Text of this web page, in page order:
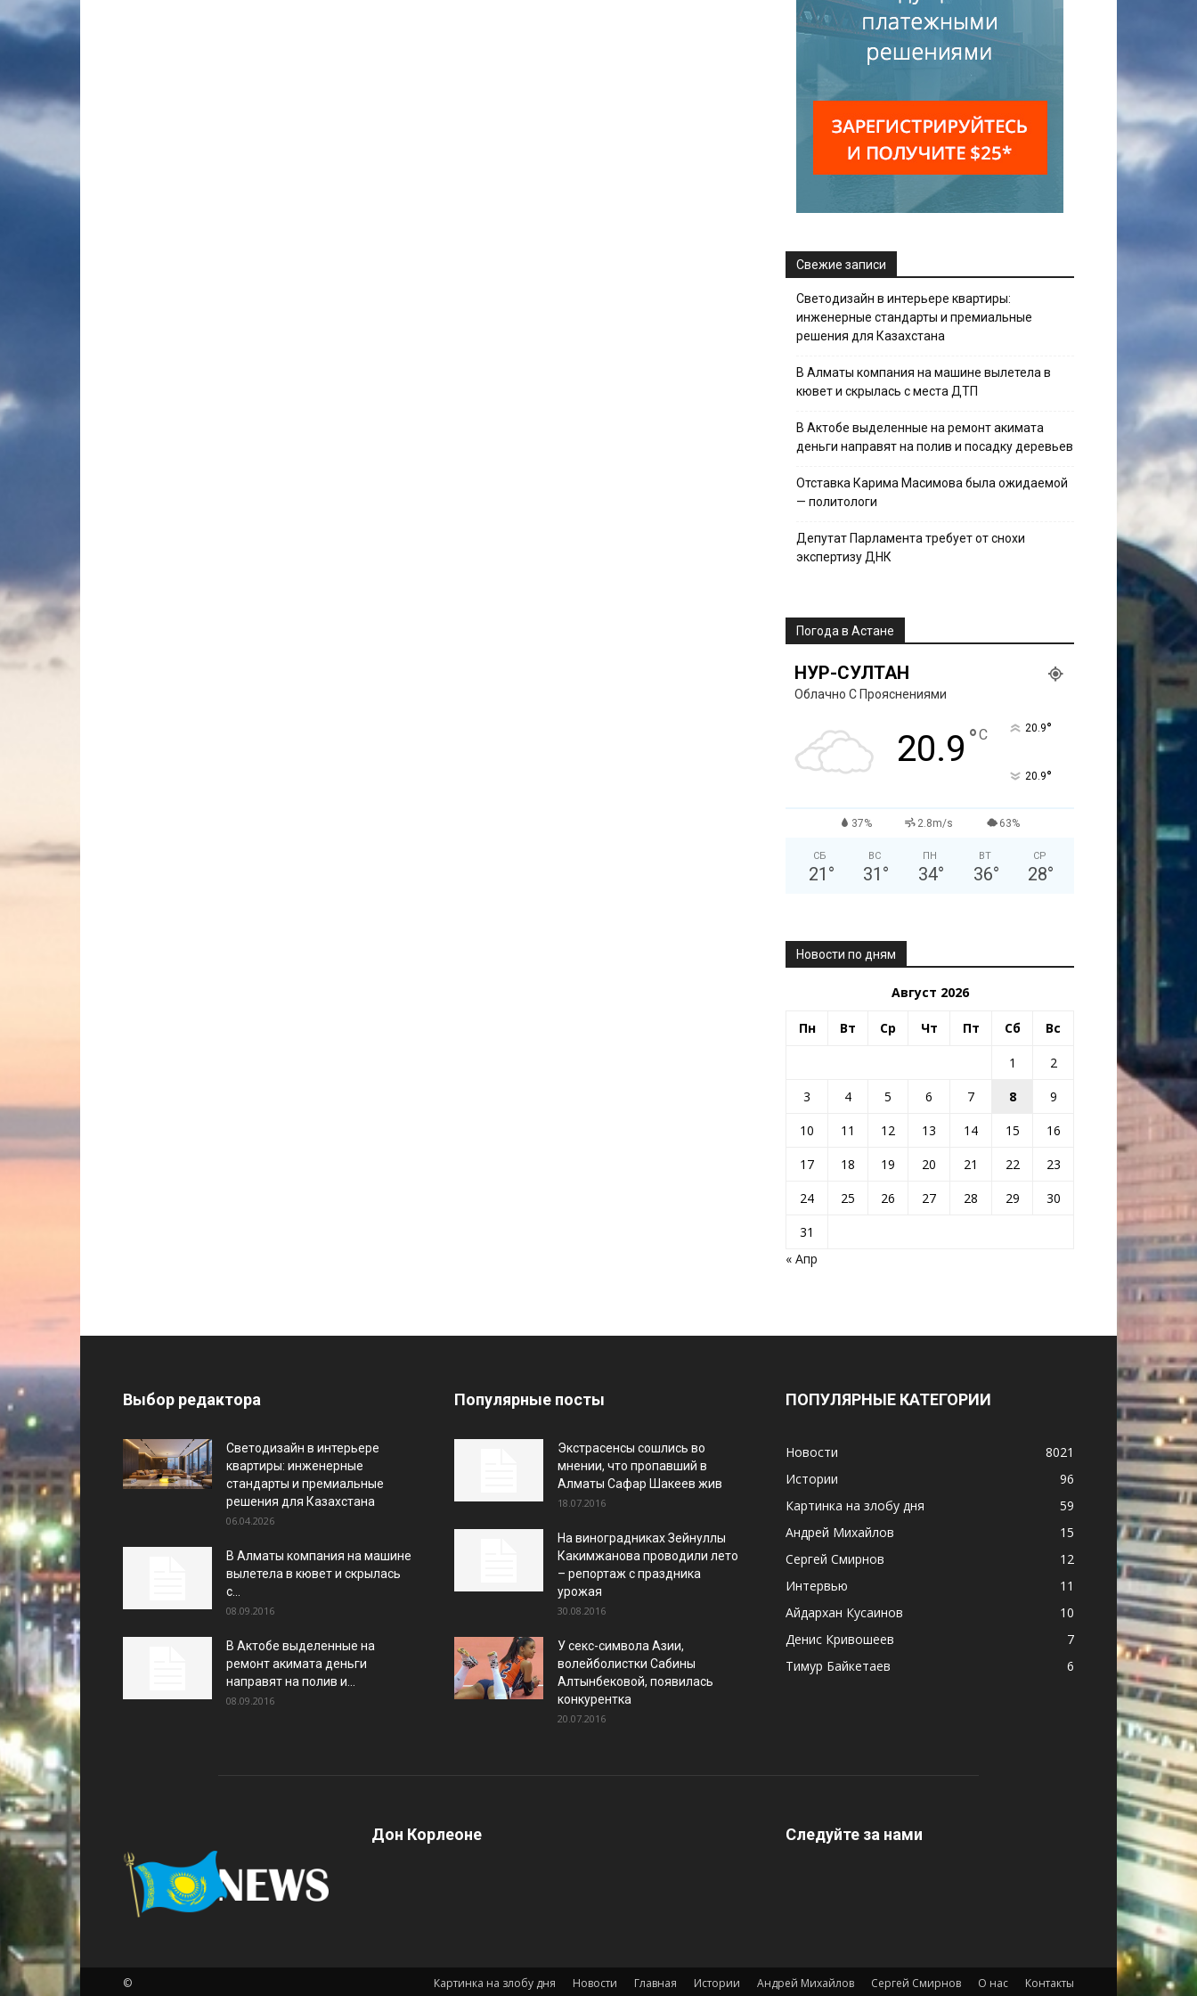
Свежие записи
Светодизайн в интерьере квартиры:
инженерные стандарты и премиальные
решения для Казахстана
В Алматы компания на машине вылетела в
кювет и скрылась с места ДТП
В Актобе выделенные на ремонт акимата
деньги направят на полив и посадку деревьев
Отставка Карима Масимова была ожидаемой
— политологи
Депутат Парламента требует от снохи
экспертизу ДНК
Погода в Астане
НУР-СУЛТАН
Облачно С Прояснениями
20.9 °C 20.9°
20.9°
37% 2.8m/s 63%
СБ
21 °
ВС
31 °
ПН
34°
ВТ
36°
СР
28°
Новости по дням
Август 2026
Пн Вт Ср Чт Пт Сб Вс
1
2
3
4 5 6 7 8
9
10
11 12 13 14 15
16
17
18 19 20 21 22
23
24
25 26 27 28 29
30
31
« Апр
Выбор редактора
Светодизайн в интерьере
квартиры: инженерные
стандарты и премиальные
решения для Казахстана
06.04.2026
В Алматы компания на машине
вылетела в кювет и скрылась
с...
08.09.2016
В Актобе выделенные на
ремонт акимата деньги
направят на полив и...
08.09.2016
Популярные посты
Экстрасенсы сошлись во
мнении, что пропавший в
Алматы Сафар Шакеев жив
18.07.2016
На виноградниках Зейнуллы
Какимжанова проводили лето
– репортаж с праздника
урожая
30.08.2016
У секс-символа Азии,
волейболистки Сабины
Алтынбековой, появилась
конкурентка
20.07.2016
ПОПУЛЯРНЫЕ КАТЕГОРИИ
Новости
8021
Истории
96
Картинка на злобу дня
59
Андрей Михайлов
15
Сергей Смирнов
12
Интервью
11
Айдархан Кусаинов
10
Денис Кривошеев
7
Тимур Байкетаев
6
Дон Корлеоне Следуйте за нами
Картинка на злобу дня Новости Главная Истории Андрей Михайлов Сергей Смирнов О нас Контакты
©